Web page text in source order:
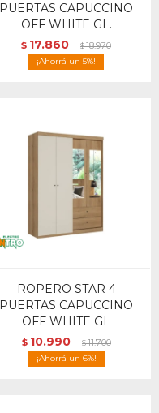
PUERTAS CAPUCCINO
OFF WHITE GL.
$ 17.860 $18.970
5
ROPERO STAR 4
PUERTAS CAPUCCINO
OFF WHITE GL
$ 10.990 $11.700
6